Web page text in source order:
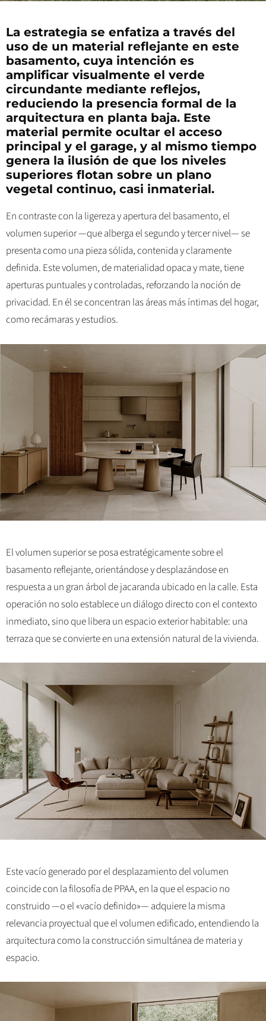
La estrategia se enfatiza a través del
uso de un material reflejante en este
basamento, cuya intención es
amplificar visualmente el verde
circundante mediante reflejos,
reduciendo la presencia formal de la
arquitectura en planta baja. Este
material permite ocultar el acceso
principal y el garage, y al mismo tiempo
genera la ilusión de que los niveles
superiores flotan sobre un plano
vegetal continuo, casi inmaterial.
En contraste con la ligereza y apertura del basamento, el
volumen superior —que alberga el segundo y tercer nivel— se
presenta como una pieza sólida, contenida y claramente
definida. Este volumen, de materialidad opaca y mate, tiene
aperturas puntuales y controladas, reforzando la noción de
privacidad. En él se concentran las áreas más íntimas del hogar,
como recámaras y estudios.
El volumen superior se posa estratégicamente sobre el
basamento reflejante, orientándose y desplazándose en
respuesta a un gran árbol de jacaranda ubicado en la calle. Esta
operación no solo establece un diálogo directo con el contexto
inmediato, sino que libera un espacio exterior habitable: una
terraza que se convierte en una extensión natural de la vivienda.
Este vacío generado por el desplazamiento del volumen
coincide con la filosofía de PPAA, en la que el espacio no
construido —o el «vacío definido»— adquiere la misma
relevancia proyectual que el volumen edificado, entendiendo la
arquitectura como la construcción simultánea de materia y
espacio.